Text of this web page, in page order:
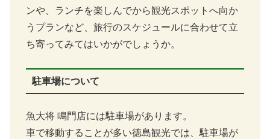
ンや、ランチを楽しんでから観光スポットへ向か
うプランなど、旅行のスケジュールに合わせて立
ち寄ってみてはいかがでしょうか。
駐車場について
魚大将 鳴門店には駐車場があります。
車で移動することが多い徳島観光では、駐車場が